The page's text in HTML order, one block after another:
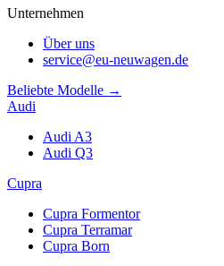
Unternehmen
Über uns
service@eu-neuwagen.de
Beliebte Modelle →
Audi
Audi A3
Audi Q3
Cupra
Cupra Formentor
Cupra Terramar
Cupra Born